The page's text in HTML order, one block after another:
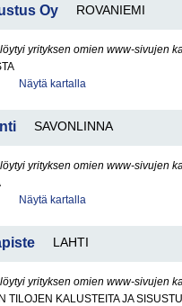
Oy ROVANIEMI
yrityksen omien www-sivujen
Näytä kartalla
SAVONLINNA
yrityksen omien www-sivujen
Näytä kartalla
LAHTI
yrityksen omien www-sivujen
TILOJEN KALUSTEITA JA